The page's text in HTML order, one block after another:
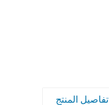
تفاصيل المنتج